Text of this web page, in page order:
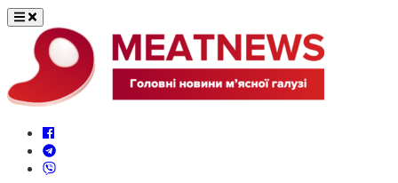
Перейти
вмісту